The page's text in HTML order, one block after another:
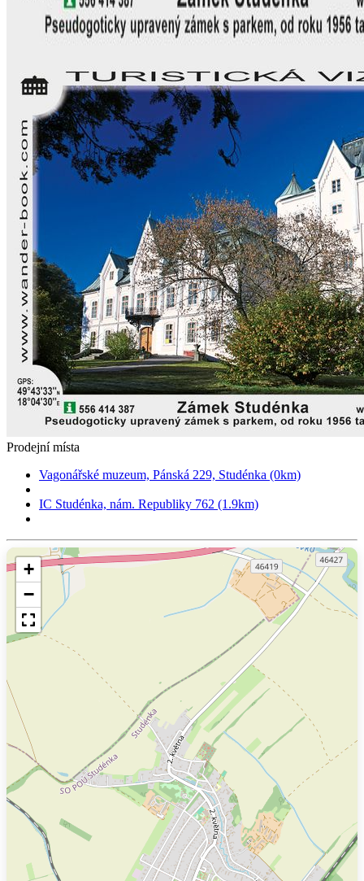
Prodejní místa
Vagonářské muzeum, Pánská 229, Studénka (0km)
IC Studénka, nám. Republiky 762 (1.9km)
+
−